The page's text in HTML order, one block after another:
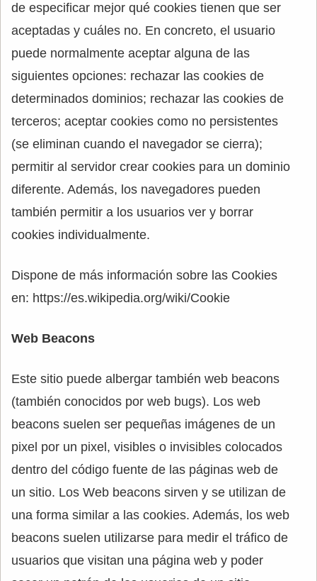
de especificar mejor qué cookies tienen que ser
aceptadas y cuáles no. En concreto, el usuario
puede normalmente aceptar alguna de las
siguientes opciones: rechazar las cookies de
determinados dominios; rechazar las cookies de
terceros; aceptar cookies como no persistentes
(se eliminan cuando el navegador se cierra);
permitir al servidor crear cookies para un dominio
diferente. Además, los navegadores pueden
también permitir a los usuarios ver y borrar
cookies individualmente.
Dispone de más información sobre las Cookies
en: https://es.wikipedia.org/wiki/Cookie
Web Beacons
Este sitio puede albergar también web beacons
(también conocidos por web bugs). Los web
beacons suelen ser pequeñas imágenes de un
pixel por un pixel, visibles o invisibles colocados
dentro del código fuente de las páginas web de
un sitio. Los Web beacons sirven y se utilizan de
una forma similar a las cookies. Además, los web
beacons suelen utilizarse para medir el tráfico de
usuarios que visitan una página web y poder